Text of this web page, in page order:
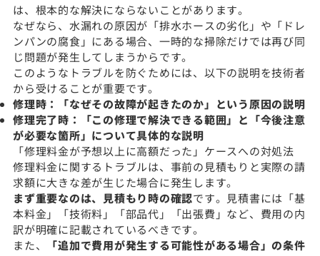
は、根本的な解決にならないことがあります。
なぜなら、水漏れの原因が「排水ホースの劣化」や「ドレ
ンパンの腐食」にある場合、一時的な掃除だけでは再び同
じ問題が発生してしまうからです。
このようなトラブルを防ぐためには、以下の説明を技術者
から受けることが重要です。
修理時：「なぜその故障が起きたのか」という原因の説明
修理完了時：「この修理で解決できる範囲」と「今後注意
が必要な箇所」について具体的な説明
「修理料金が予想以上に高額だった」ケースへの対処法
修理料金に関するトラブルは、事前の見積もりと実際の請
求額に大きな差が生じた場合に発生します。
まず重要なのは、見積もり時の確認です。見積書には「基
本料金」「技術料」「部品代」「出張費」など、費用の内
訳が明確に記載されているべきです。
また、
「追加で費用が発生する可能性がある場合」の条件